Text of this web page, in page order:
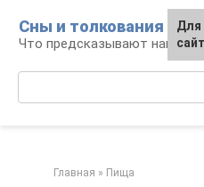
контенту
Сны и толкования
Что предсказывают нам
Главная » Пища
Для